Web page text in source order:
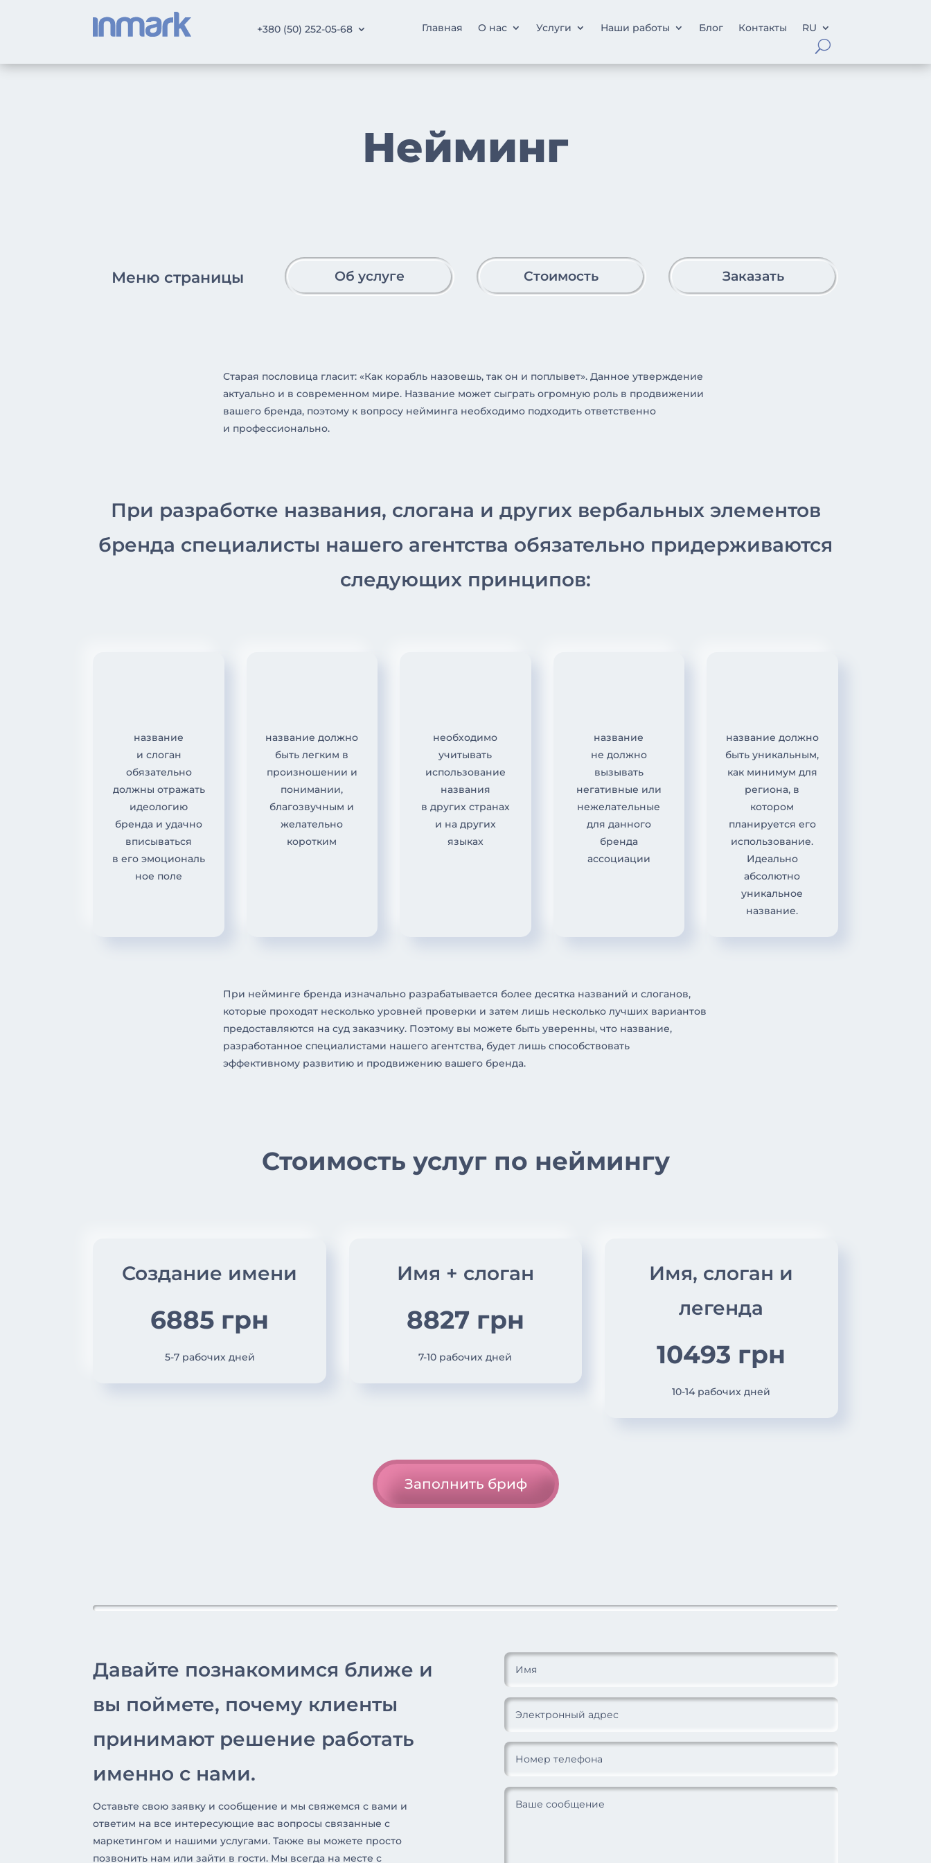
+380 (50) 252-05-68 Главная О нас Услуги Наши работы Блог Контакты RU
Нейминг
Меню страницы Об услуге Стоимость Заказать
Старая пословица гласит: «Как корабль назовешь, так он и поплывет». Данное утверждение
актуально и в современном мире. Название может сыграть огромную роль в продвижении
вашего бренда, поэтому к вопросу нейминга необходимо подходить ответственно
и профессионально.
При разработке названия, слогана и других вербальных элементов
бренда специалисты нашего агентства обязательно придерживаются
следующих принципов:
название
и слоган
обязательно
должны отражать
идеологию
бренда и удачно
вписываться
в его эмоциональ
ное поле
название должно
быть легким в
произношении и
понимании,
благозвучным и
желательно
коротким
необходимо
учитывать
использование
названия
в других странах
и на других
языках
название
не должно
вызывать
негативные или
нежелательные
для данного
бренда
ассоциации
название должно
быть уникальным,
как минимум для
региона, в
котором
планируется его
использование.
Идеально
абсолютно
уникальное
название.
При нейминге бренда изначально разрабатывается более десятка названий и слоганов,
которые проходят несколько уровней проверки и затем лишь несколько лучших вариантов
предоставляются на суд заказчику. Поэтому вы можете быть уверенны, что название,
разработанное специалистами нашего агентства, будет лишь способствовать
эффективному развитию и продвижению вашего бренда.
Стоимость услуг по неймингу
Создание имени
6885 грн
5-7 рабочих дней
Имя + слоган
8827 грн
7-10 рабочих дней
Имя, слоган и
легенда
10493 грн
10-14 рабочих дней
Заполнить бриф
Давайте познакомимся ближе и
вы поймете, почему клиенты
принимают решение работать
именно с нами.
Оставьте свою заявку и сообщение и мы свяжемся с вами и
ответим на все интересующие вас вопросы связанные с
маркетингом и нашими услугами. Также вы можете просто
позвонить нам или зайти в гости. Мы всегда на месте с